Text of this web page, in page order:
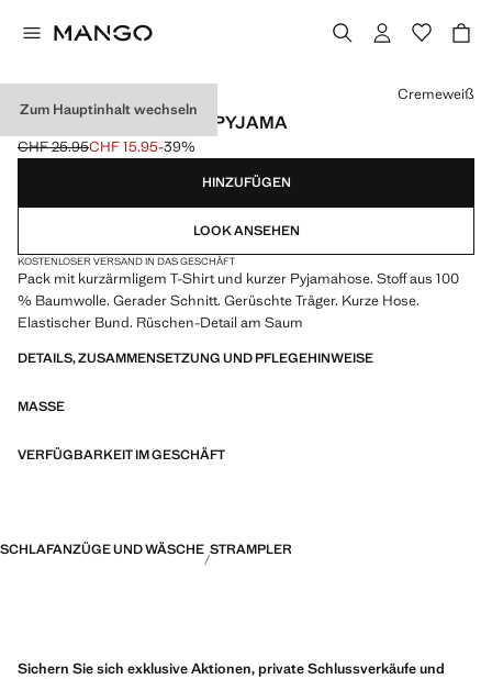
Zum Hauptinhalt wechseln
KURZER EINTEILIGER PYJAMA
Ausgangspreis durchgestrichen [CHF 25.95 ]
CHF 25.95
Aktueller Preis [CHF 15.95 ]
CHF 15.95-39%
Wählen Sie eine Farbe
Cremeweiß
HINZUFÜGEN
LOOK ANSEHEN
KOSTENLOSER VERSAND IN DAS GESCHÄFT
Pack mit kurzärmligem T-Shirt und kurzer Pyjamahose. Stoff aus 100
% Baumwolle. Gerader Schnitt. Gerüschte Träger. Kurze Hose.
Elastischer Bund. Rüschen-Detail am Saum
DETAILS, ZUSAMMENSETZUNG UND PFLEGEHINWEISE
MASSE
VERFÜGBARKEIT IM GESCHÄFT
SCHLAFANZÜGE UND WÄSCHE STRAMPLER
Sichern Sie sich exklusive Aktionen, private Schlussverkäufe und